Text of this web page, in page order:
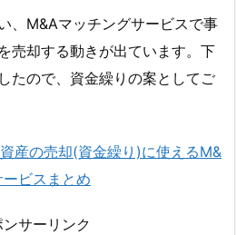
、M&Aマッチングサービスで事
売却する動きが出ています。下
たので、資金繰りの案としてご
産の売却(資金繰り)に使えるM&
ビスまとめ
ンサーリンク